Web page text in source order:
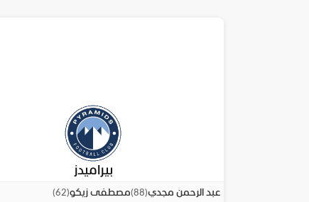
بيراميدز
عبد الرحمن مجدي(
88
)مصطفى زيكو(
62
)